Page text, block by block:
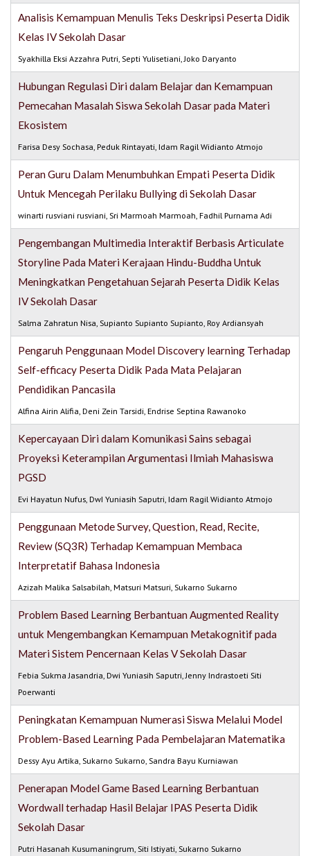
Analisis Kemampuan Menulis Teks Deskripsi Peserta Didik
Kelas IV Sekolah Dasar
Syakhilla Eksi Azzahra Putri, Septi Yulisetiani, Joko Daryanto
Hubungan Regulasi Diri dalam Belajar dan Kemampuan
Pemecahan Masalah Siswa Sekolah Dasar pada Materi
Ekosistem
Farisa Desy Sochasa, Peduk Rintayati, Idam Ragil Widianto Atmojo
Peran Guru Dalam Menumbuhkan Empati Peserta Didik
Untuk Mencegah Perilaku Bullying di Sekolah Dasar
winarti rusviani rusviani, Sri Marmoah Marmoah, Fadhil Purnama Adi
Pengembangan Multimedia Interaktif Berbasis Articulate
Storyline Pada Materi Kerajaan Hindu-Buddha Untuk
Meningkatkan Pengetahuan Sejarah Peserta Didik Kelas
IV Sekolah Dasar
Salma Zahratun Nisa, Supianto Supianto Supianto, Roy Ardiansyah
Pengaruh Penggunaan Model Discovery learning Terhadap
Self-efficacy Peserta Didik Pada Mata Pelajaran
Pendidikan Pancasila
Alfina Airin Alifia, Deni Zein Tarsidi, Endrise Septina Rawanoko
Kepercayaan Diri dalam Komunikasi Sains sebagai
Proyeksi Keterampilan Argumentasi Ilmiah Mahasiswa
PGSD
Evi Hayatun Nufus, DwI Yuniasih Saputri, Idam Ragil Widianto Atmojo
Penggunaan Metode Survey, Question, Read, Recite,
Review (SQ3R) Terhadap Kemampuan Membaca
Interpretatif Bahasa Indonesia
Azizah Malika Salsabilah, Matsuri Matsuri, Sukarno Sukarno
Problem Based Learning Berbantuan Augmented Reality
untuk Mengembangkan Kemampuan Metakognitif pada
Materi Sistem Pencernaan Kelas V Sekolah Dasar
Febia Sukma Jasandria, Dwi Yuniasih Saputri, Jenny Indrastoeti Siti
Poerwanti
Peningkatan Kemampuan Numerasi Siswa Melalui Model
Problem-Based Learning Pada Pembelajaran Matematika
Dessy Ayu Artika, Sukarno Sukarno, Sandra Bayu Kurniawan
Penerapan Model Game Based Learning Berbantuan
Wordwall terhadap Hasil Belajar IPAS Peserta Didik
Sekolah Dasar
Putri Hasanah Kusumaningrum, Siti Istiyati, Sukarno Sukarno